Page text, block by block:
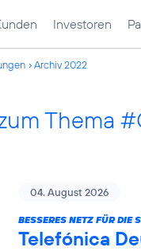
Investoren
Archiv 2022
Thema
04. August 2026
BESSERES NETZ FÜR DIE
Telefónica